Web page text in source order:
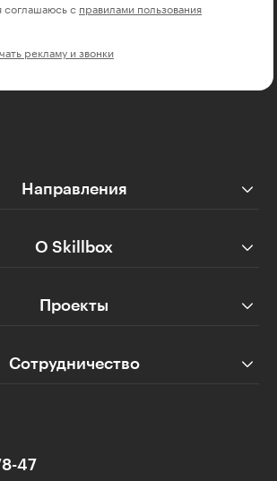
соглашаюсь с правилами пользования
рекламу и звонки
Направления
О Skillbox
Проекты
Сотрудничество
47